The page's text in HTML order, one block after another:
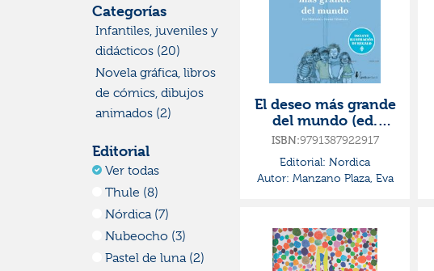
Categorías
Infantiles, juveniles y
didácticos (20)
Novela gráfica, libros
de cómics, dibujos
animados (2)
Editorial
Ver todas
Thule (8)
Nórdica (7)
Nubeocho (3)
Pastel de luna (2)
El deseo más grande
del mundo (ed.
especial 10 años)
ISBN:9791387922917
Editorial: Nordica
Autor: Manzano Plaza, Eva